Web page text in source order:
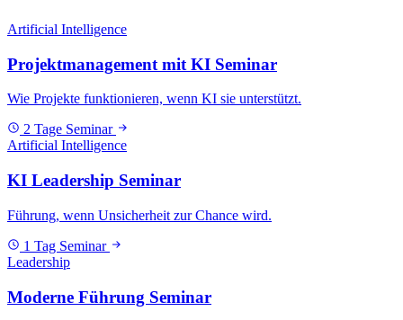
Artificial Intelligence
Projektmanagement mit KI Seminar
Wie Projekte funktionieren, wenn KI sie unterstützt.
2 Tage Seminar
Artificial Intelligence
KI Leadership Seminar
Führung, wenn Unsicherheit zur Chance wird.
1 Tag Seminar
Leadership
Moderne Führung Seminar